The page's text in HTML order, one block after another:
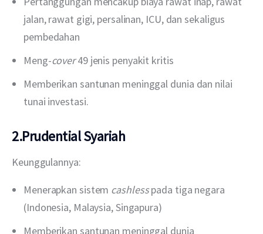
jalan, rawat gigi, persalinan, ICU, dan sekaligus
pembedahan
Meng-cover49 jenis penyakit kritis
Memberikan santunan meninggal dunia dan nilai
tunai investasi.
2.Prudential Syariah
Keunggulannya:
Menerapkan sistem cashlesspada tiga negara
(Indonesia, Malaysia, Singapura)
Memberikan santunan meninggal dunia